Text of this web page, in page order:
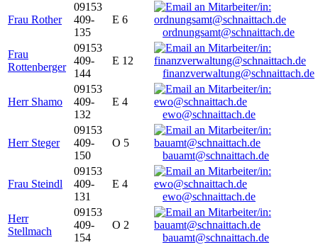
Frau Rother
09153
409-
135
E 6
ordnungsamt@schnaittach.de
Frau
Rottenberger
09153
409-
144
E 12
finanzverwaltung@schnaittach.de
Herr Shamo
09153
409-
132
E 4
ewo@schnaittach.de
Herr Steger
09153
409-
150
O 5
bauamt@schnaittach.de
Frau Steindl
09153
409-
131
E 4
ewo@schnaittach.de
Herr
Stellmach
09153
409-
154
O 2
bauamt@schnaittach.de